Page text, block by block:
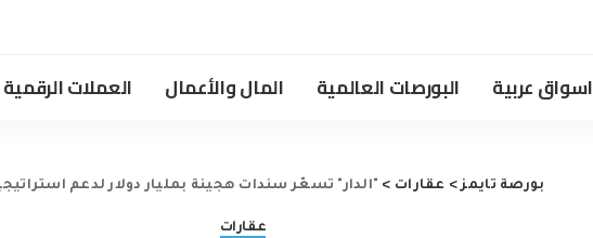
اسواق عربية البورصات العالمية المال والأعمال العملات الرقمية
بورصة تايمز> عقارات > "الدار" تسعّر سندات هجينة بمليار دولار لدعم
عقارات